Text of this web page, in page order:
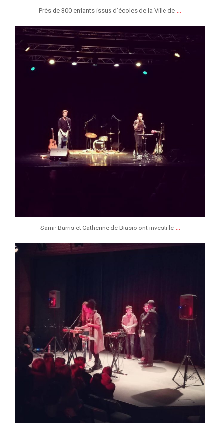
Près de 300 enfants issus d’écoles de la Ville de ...
jeunessesmusicaleslg
Fév 26
Samir Barris et Catherine de Biasio ont investi le ...
jeunessesmusicaleslg